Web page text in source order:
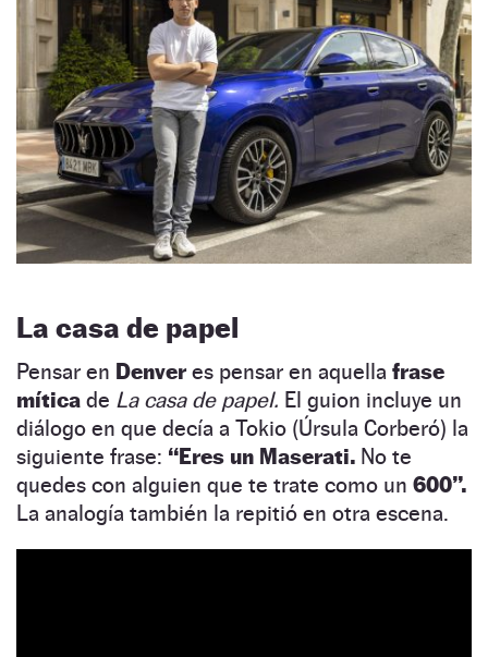
La casa de papel
Pensar en Denveres pensar en aquella frase
mítica de La casa de papel. El guion incluye un
diálogo en que decía a Tokio (Úrsula Corberó) la
siguiente frase: “Eres un Maserati. No te
quedes con alguien que te trate como un 600”.
La analogía también la repitió en otra escena.